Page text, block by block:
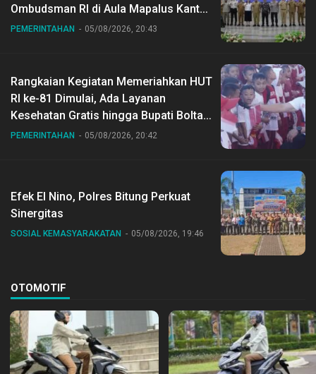
Ombudsman RI di Aula Mapalus Kantur
Gubernur Sulut
PEMERINTAHAN 05/08/2026, 20:43
Rangkaian Kegiatan Memeriahkan HUT
RI ke-81 Dimulai, Ada Layanan
Kesehatan Gratis hingga Bupati Boltara
Dr Sirajudin Lasena Ikut Jalan Sehat
PEMERINTAHAN 05/08/2026, 20:42
Efek El Nino, Polres Bitung Perkuat
Sinergitas
SOSIAL KEMASYARAKATAN 05/08/2026, 19:46
OTOMOTIF